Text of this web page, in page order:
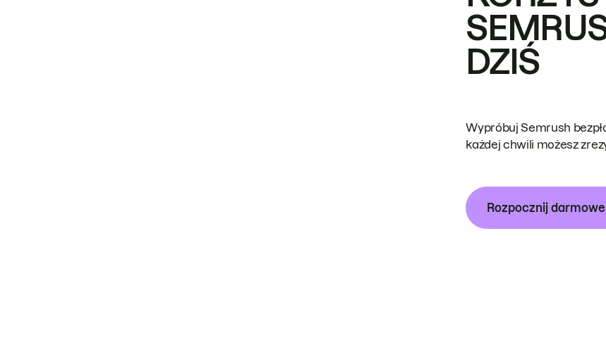
DZIŚ
Wypróbuj Semrush
każdej chwili możesz
Rozpocznij